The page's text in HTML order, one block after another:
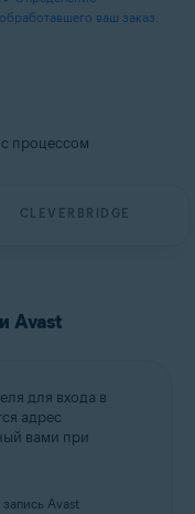
ваш заказ.
процессом
CLEVERBRIDGE
Avast
для входа в
адрес
вами при
Avast